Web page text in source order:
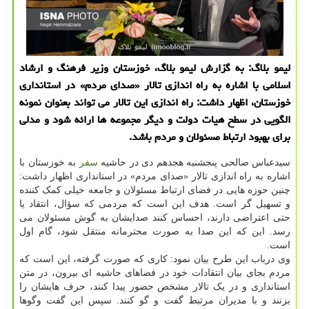
لیمو بلاگ: به گزارش لیمو بلاگ، خوزستان وزیر فرهنگ و ارشاد
اسلامی با اشاره به راه اندازی تالار «صدای مردم» در استانداری
خوزستان، اظهار داشت: راه اندازی این تالار می تواند بعنوان نمونه
الگویی در سطح هیات دولت و دیگر مجموعه ها ارائه شود و مدلی
برای بهبود ارتباط مسئولان و مردم باشد.
سیدعباس صالحی پنجشنبه هجدهم دی در حاشیه سفر
به خوزستان با
اشاره به راه اندازی تالار «صدای مردم» در استانداری اظهار داشت:
چنین حوزه هایی در فضای ارتباط مسئولان و جامعه خیلی کمک کننده
و تسهیل گر است. هدف این است که مردمی که سؤال، انتقاد یا
حتی اعتراضی دارند، احساس کنند صدایشان به گوش مسئولان می
رسد. این که این صدا به صورت محترمانه منتقل شود، گام اول
است.
وی درباب این طرح بیان نمود: کاری که صورت گرفته، این است که
مردم بجای بیان انتقادات خود در فضاهای حاشیه ای بیرون، در متن
استانداری و در یک تالار مشخص حضور پیدا کنند، حرف هایشان را
بزنند و با مدیران مرتبط گفت و گو کنند. سپس این گفت وگوها